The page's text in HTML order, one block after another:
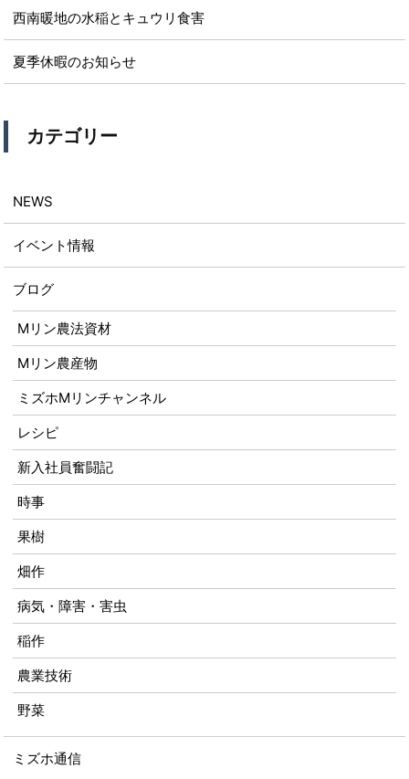
西南暖地の水稲とキュウリ食害
夏季休暇のお知らせ
カテゴリー
NEWS
イベント情報
ブログ
Mリン農法資材
Mリン農産物
ミズホMリンチャンネル
レシピ
新入社員奮闘記
時事
果樹
畑作
病気・障害・害虫
稲作
農業技術
野菜
ミズホ通信